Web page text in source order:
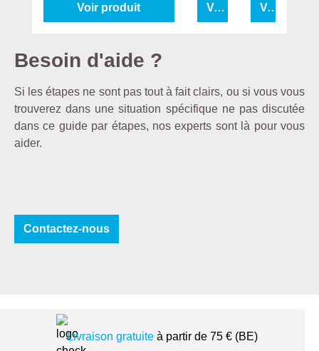
Voir produit Voir produit Voir produit
Besoin d'aide ?
Si les étapes ne sont pas tout à fait clairs, ou si vous vous
trouverez dans une situation spécifique ne pas discutée
dans ce guide par étapes, nos experts sont là pour vous
aider.
Contactez-nous
Livraison gratuiteà partir de 75 € (BE)